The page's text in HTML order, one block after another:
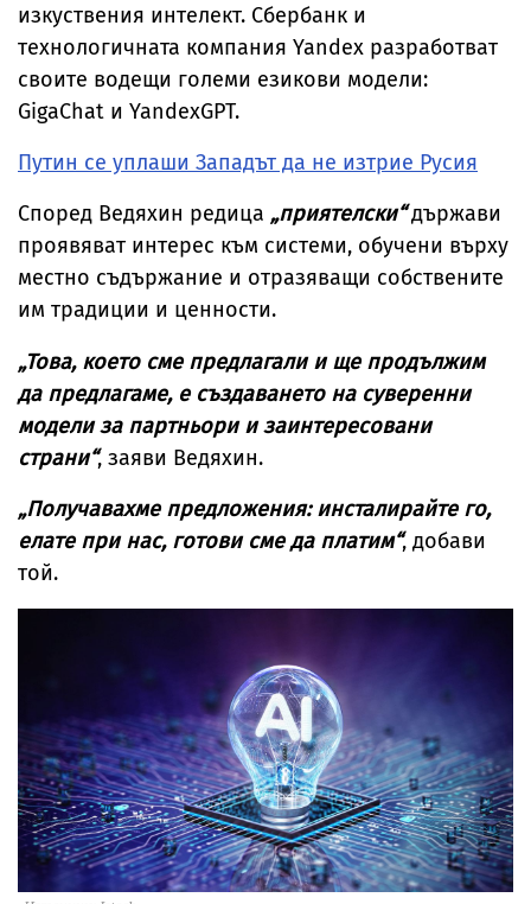
изкуствения интелект. Сбербанк и
технологичната компания Yandex разработват
своите водещи големи езикови модели:
GigaChat и YandexGPT.
Путин се уплаши Западът да не изтрие Русия
Според Ведяхин редица „приятелски“държави
проявяват интерес към системи, обучени върху
местно съдържание и отразяващи собствените
им традиции и ценности.
„Това, което сме предлагали и ще продължим
да предлагаме, е създаването на суверенни
модели за партньори и заинтересовани
страни“, заяви Ведяхин.
„Получавахме предложения: инсталирайте го,
елате при нас, готови сме да платим“, добави
той.